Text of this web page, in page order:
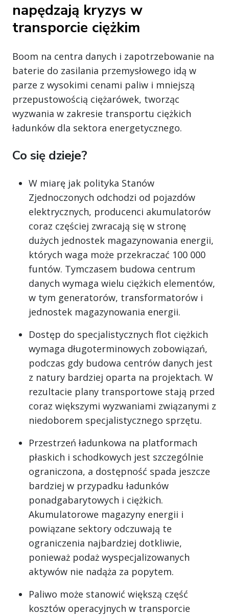
napędzają kryzys w
transporcie ciężkim
Boom na centra danych i zapotrzebowanie na
baterie do zasilania przemysłowego idą w
parze z wysokimi cenami paliw i mniejszą
przepustowością ciężarówek, tworząc
wyzwania w zakresie transportu ciężkich
ładunków dla sektora energetycznego.
Co się dzieje?
W miarę jak polityka Stanów
Zjednoczonych odchodzi od pojazdów
elektrycznych, producenci akumulatorów
coraz częściej zwracają się w stronę
dużych jednostek magazynowania energii,
których waga może przekraczać 100 000
funtów. Tymczasem budowa centrum
danych wymaga wielu ciężkich elementów,
w tym generatorów, transformatorów i
jednostek magazynowania energii.
Dostęp do specjalistycznych flot ciężkich
wymaga długoterminowych zobowiązań,
podczas gdy budowa centrów danych jest
z natury bardziej oparta na projektach. W
rezultacie plany transportowe stają przed
coraz większymi wyzwaniami związanymi z
niedoborem specjalistycznego sprzętu.
Przestrzeń ładunkowa na platformach
płaskich i schodkowych jest szczególnie
ograniczona, a dostępność spada jeszcze
bardziej w przypadku ładunków
ponadgabarytowych i ciężkich.
Akumulatorowe magazyny energii i
powiązane sektory odczuwają te
ograniczenia najbardziej dotkliwie,
ponieważ podaż wyspecjalizowanych
aktywów nie nadąża za popytem.
Paliwo może stanowić większą część
kosztów operacyjnych w transporcie